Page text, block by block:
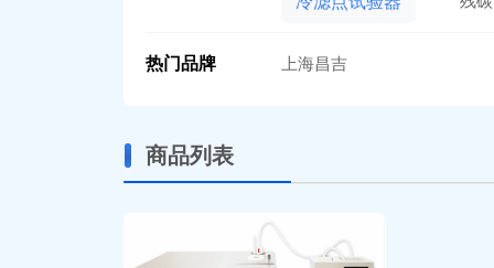
热门品牌 上海昌吉
商品列表